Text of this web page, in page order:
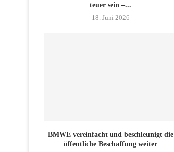
teuer sein –...
18. Juni 2026
BMWE vereinfacht und beschleunigt die
öffentliche Beschaffung weiter